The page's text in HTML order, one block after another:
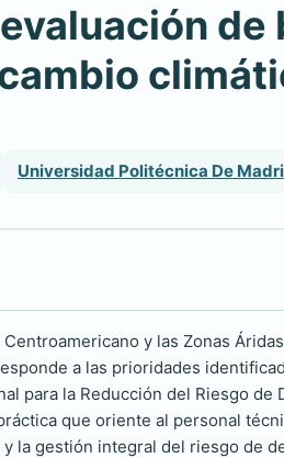
Universidad Politécnica De
y las Zonas
a las prioridades
para la Reducción del Riesgo
que oriente al personal
la gestión integral del riesgo de